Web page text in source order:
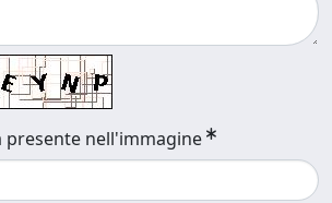
nell'immagine